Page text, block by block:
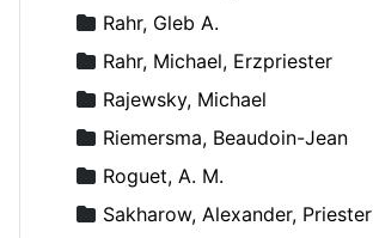
Rahr, Gleb A.
Rahr, Michael, Erzpriester
Rajewsky, Michael
Riemersma, Beaudoin-Jean
Roguet, A. M.
Sakharow, Alexander, Priester